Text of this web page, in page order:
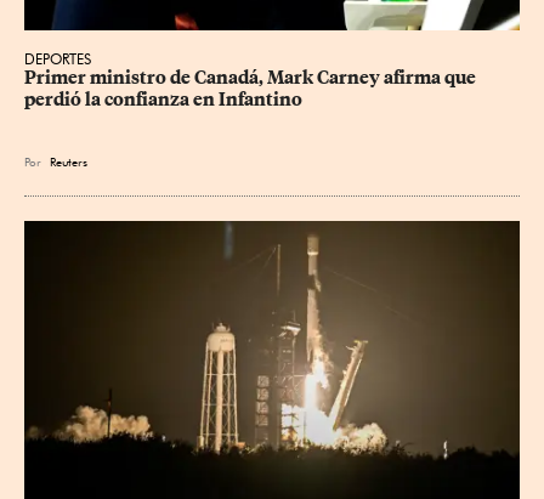
DEPORTES
Primer ministro de Canadá, Mark Carney afirma que
perdió la confianza en Infantino
Por Reuters